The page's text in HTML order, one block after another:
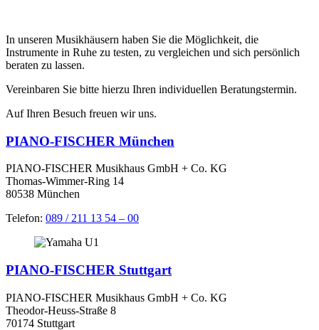
In unseren Musikhäusern haben Sie die Möglichkeit, die
Instrumente in Ruhe zu testen, zu vergleichen und sich persönlich
beraten zu lassen.
Vereinbaren Sie bitte hierzu Ihren individuellen Beratungstermin.
Auf Ihren Besuch freuen wir uns.
PIANO-FISCHER München
PIANO-FISCHER Musikhaus GmbH + Co. KG
Thomas-Wimmer-Ring 14
80538 München
Telefon: 089 / 211 13 54 – 00
PIANO-FISCHER Stuttgart
PIANO-FISCHER Musikhaus GmbH + Co. KG
Theodor-Heuss-Straße 8
70174 Stuttgart